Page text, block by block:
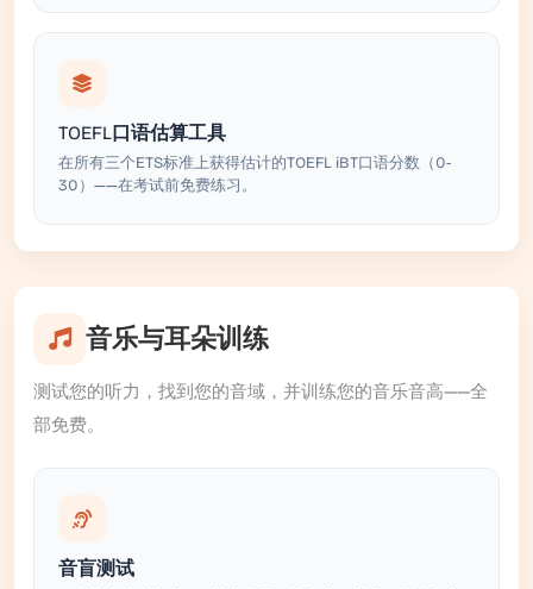
TOEFL口语估算工具
在所有三个ETS标准上获得估计的TOEFL iBT口语分数（0-
30）——在考试前免费练习。
音乐与耳朵训练
测试您的听力，找到您的音域，并训练您的音乐音高——全
部免费。
音盲测试